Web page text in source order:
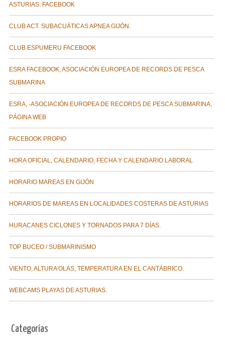
ASTURIAS. FACEBOOK
CLUB ACT. SUBACUÁTICAS APNEA GIJÓN.
CLUB ESPUMERU FACEBOOK
ESRA FACEBOOK, ASOCIACIÓN EUROPEA DE RECORDS DE PESCA
SUBMARINA
ESRA, -ASOCIACIÓN EUROPEA DE RECORDS DE PESCA SUBMARINA,
PÁGINA WEB
FACEBOOK PROPIO
HORA OFICIAL, CALENDARIO, FECHA Y CALENDARIO LABORAL
HORARIO MAREAS EN GIJÓN
HORARIOS DE MAREAS EN LOCALIDADES COSTERAS DE ASTURIAS
HURACANES CICLONES Y TORNADOS PARA 7 DÍAS.
TOP BUCEO / SUBMARINISMO
VIENTO, ALTURA OLAS, TEMPERATURA EN EL CANTÁBRICO.
WEBCAMS PLAYAS DE ASTURIAS.
Categorías